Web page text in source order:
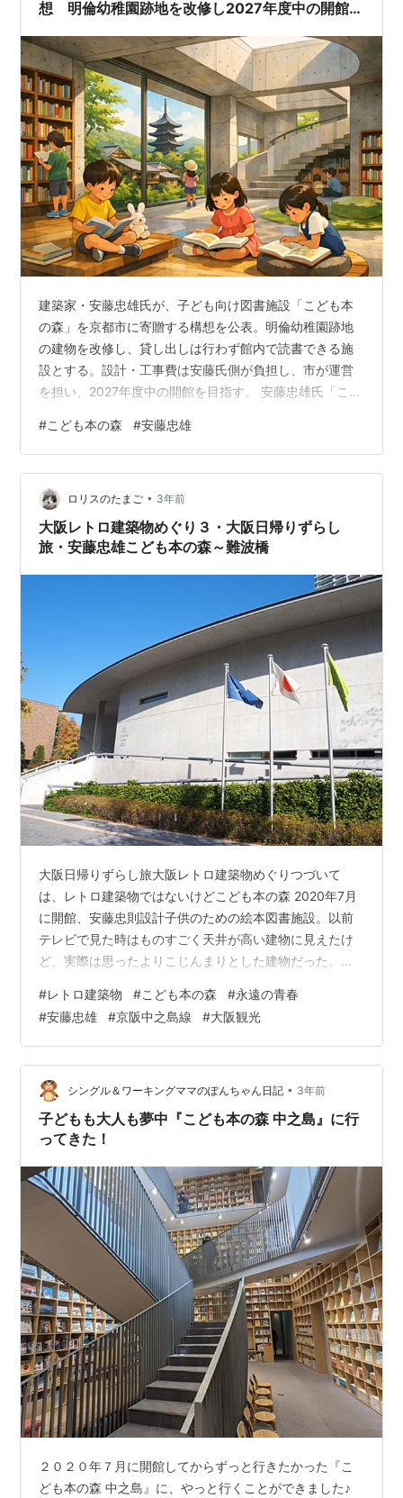
内に入った瞬間に…
想 明倫幼稚園跡地を改修し2027年度中の開館目
建築家・安藤忠雄氏が、子ども向け図書施設「こども本
の森」を京都市に寄贈する構想を公表。明倫幼稚園跡地
の建物を改修し、貸し出しは行わず館内で読書できる施
設とする。設計・工事費は安藤氏側が負担し、市が運営
を担い、2027年度中の開館を目指す。 安藤忠雄氏「こど
「こども本の森」が加わる計画が動き出した。建築家の
安藤忠雄氏（84）が寄贈する構想を明らかにし、1996年
に閉園した市立明倫幼稚園跡地（中京区）の建物を改修
する予定だという。開館は2027年度中を目指す。子ども
向けの絵本や児童書などをそろえ、貸し出しは行わず、
館内で本を読める場になる。 項目 …
#こども本の森 #安藤忠雄
ロリスのたまご • 3年前
大阪レトロ建築物めぐり３・大阪日帰りずらし
旅・安藤忠雄こども本の森～難波橋
大阪日帰りずらし旅大阪レトロ建築物めぐりつづいて
は、レトロ建築物ではないけどこども本の森 2020年7月
に開館、安藤忠則設計子供のための絵本図書施設。以前
テレビで見た時はものすごく天井が高い建物に見えたけ
ど、実際は思ったよりこじんまりとした建物だった。中
た。この施設、安藤さんの寄贈なんだ！！未来の子供へ
のプレゼント。すごいよね。本当はさ、こういう施設を
作ってくれる国であってほしいって思うんだけどね。入
り口にある永遠の青春 2メートル越えの青リンゴのオブ
ジェ。安藤忠雄さん、2度のガンを患い現在も闘病中なが
らそれを感じさせない活躍。現在82歳だけど…
#レトロ建築物 #こども本の森 #永遠の青春
#安藤忠雄 #京阪中之島線 #大阪観光
シングル＆ワーキングママのぽんちゃん日記 • 3年前
子どもも大人も夢中『こども本の森 中之島』に行
ってきた！
２０２０年７月に開館してからずっと行きたかった『こ
ども本の森 中之島』に、やっと行くことができました♪